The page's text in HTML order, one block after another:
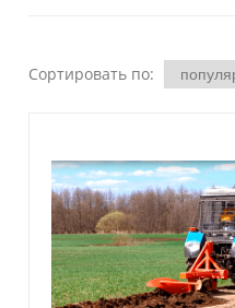
Сортировать по: